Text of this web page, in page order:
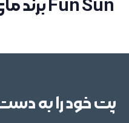
Fun Sun برند مای پت مد
پت خود را به